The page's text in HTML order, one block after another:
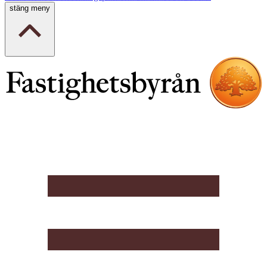
stäng meny